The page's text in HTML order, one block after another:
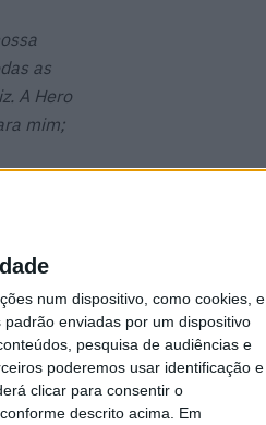
num dispositivo, como cookies, e
enviadas por um dispositivo
pesquisa de audiências e
poderemos usar identificação e
clicar para consentir o
descrito acima. Em
as
A Hero
mim;
na
aquela